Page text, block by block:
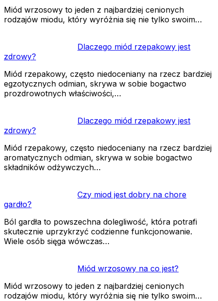
Miód wrzosowy to jeden z najbardziej cenionych
rodzajów miodu, który wyróżnia się nie tylko swoim…
Dlaczego miód rzepakowy jest
zdrowy?
Miód rzepakowy, często niedoceniany na rzecz bardziej
egzotycznych odmian, skrywa w sobie bogactwo
prozdrowotnych właściwości,…
Dlaczego miód rzepakowy jest
zdrowy?
Miód rzepakowy, często niedoceniany na rzecz bardziej
aromatycznych odmian, skrywa w sobie bogactwo
składników odżywczych…
Czy miod jest dobry na chore
gardło?
Ból gardła to powszechna dolegliwość, która potrafi
skutecznie uprzykrzyć codzienne funkcjonowanie.
Wiele osób sięga wówczas…
Miód wrzosowy na co jest?
Miód wrzosowy to jeden z najbardziej cenionych
rodzajów miodu, który wyróżnia się nie tylko swoim…